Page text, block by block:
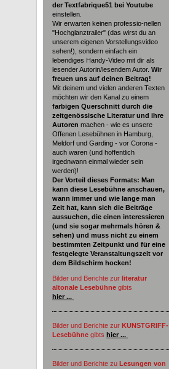
der Textfabrique51 bei Youtube
einstellen.
Wir erwarten keinen professio-nellen
"Hochglanztrailer" (das wirst du an
unserem eigenen Vorstellungsvideo
sehen!), sondern einfach ein
lebendiges Handy-Video mit dir als
lesender Autorin/lesendem Autor. Wir
freuen uns auf deinen Beitrag!
Mit deinem und vielen anderen Texten
möchten wir den Kanal zu einem
farbigen Querschnitt durch die
zeitgenössische Literatur und ihre
Autoren machen - wie es unsere
Offenen Lesebühnen in Hamburg,
Meldorf und Garding - vor Corona -
auch waren (und hoffentlich
irgednwann einmal wieder sein
werden)!
Der Vorteil dieses Formats: Man
kann diese Lesebühne anschauen,
wann immer und wie lange man
Zeit hat, kann sich die Beiträge
aussuchen, die einen interessieren
(und sie sogar mehrmals hören &
sehen) und muss nicht zu einem
bestimmten Zeitpunkt und für eine
festgelegte Veranstaltungszeit vor
dem Bildschirm hocken!
Bilder und Berichte zur literatur
altonale Lesebühne gibts
hier ...
Bilder und Berichte zur KUNSTGRIFF-
Lesebühne gibts hier ...
Bilder und Berichte zu Lesungen von